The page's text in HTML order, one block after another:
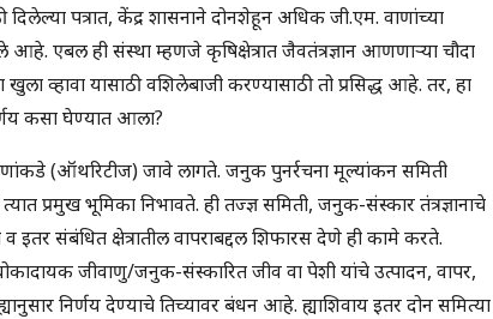
दिलेल्या पत्रात, केंद्र शासनाने दोनशेहून अधिक जी.एम. वाणांच्या
आहे. एबल ही संस्था म्हणजे कृषिक्षेत्रात जैवतंत्रज्ञान आणणाऱ्या चौदा
व्हावा यासाठी वशिलेबाजी करण्यासाठी तो प्रसिद्ध आहे. तर, हा
कसा घेण्यात आला?
(ऑथरिटीज) जावे लागते. जनुक पुनर्रचना मूल्यांकन समिती
प्रमुख भूमिका निभावते. ही तज्ज्ञ समिती, जनुक-संस्कार तंत्रज्ञानाचे
इतर संबंधित क्षेत्रातील वापराबद्दल शिफारस देणे ही कामे करते.
जीवाणु/जनुक-संस्कारित जीव वा पेशी यांचे उत्पादन, वापर,
निर्णय देण्याचे तिच्यावर बंधन आहे. ह्याशिवाय इतर दोन समित्या